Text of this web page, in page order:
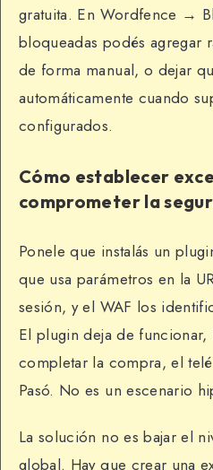
gratuita. En Wordfence →
bloqueadas podés agregar
de forma manual, o dejar
automáticamente cuando
configurados.
Cómo establecer
comprometer la
Ponele que instalás un
que usa parámetros en la
sesión, y el WAF los
El plugin deja de
completar la compra, el
Pasó. No es un escenario
La solución no es bajar el
global. Hay que crear una